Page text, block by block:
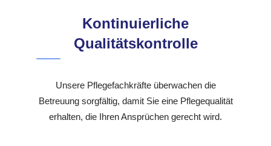
Kontinuierliche
Qualitätskontrolle
Unsere Pflegefachkräfte überwachen die
Betreuung sorgfältig, damit Sie eine Pflegequalität
erhalten, die Ihren Ansprüchen gerecht wird.